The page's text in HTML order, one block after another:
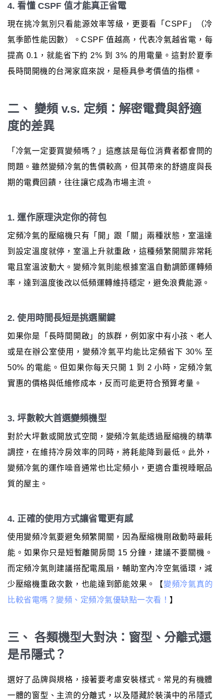
4. 看懂 CSPF 值才能真正省電
現在挑冷氣別只看能源效率等級，更要看「CSPF」（冷
氣季節性能因數）。CSPF 值越高，代表冷氣越省電，每
提高 0.1，就能省下約 2% 到 3% 的用電量。這對於夏季
長時間開機的台灣家庭來說，是極具參考價值的指標。
二、 變頻 v.s. 定頻：解密電費與舒適
度的差異
「冷氣一定要買變頻嗎？」這應該是每位消費者都會問的
問題。雖然變頻冷氣的售價較高，但其帶來的舒適度與長
期的電費回饋，往往讓它成為市場主流。
1. 運作原理決定你的荷包
定頻冷氣的壓縮機只有「開」跟「關」兩種狀態，室溫達
到設定溫度就停，室溫上升就重啟，這種頻繁開關非常耗
電且室溫波動大。變頻冷氣則能根據室溫自動調節運轉頻
率，達到溫度後改以低頻運轉維持穩定，避免浪費能源。
2. 使用時間長短是挑選關鍵
如果你是「長時間開啟」的族群，例如家中有小孩、老人
或是在辦公室使用，變頻冷氣平均能比定頻省下 30% 至
50% 的電能。但如果你每天只開 1 到 2 小時，定頻冷氣
實惠的價格與低維修成本，反而可能更符合預算考量。
3. 坪數較大首選變頻機型
對於大坪數或開放式空間，變頻冷氣能透過壓縮機的精準
調控，在維持冷房效率的同時，將耗能降到最低。此外，
變頻冷氣的運作噪音通常也比定頻小，更適合重視睡眠品
質的屋主。
4. 正確的使用方式讓省電更有感
使用變頻冷氣要避免頻繁開關，因為壓縮機剛啟動時最耗
能。如果你只是短暫離開房間 15 分鐘，建議不要關機。
而定頻冷氣則建議搭配電風扇，輔助室內冷空氣循環，減
少壓縮機重啟次數，也能達到節能效果。【變頻冷氣真的
比較省電嗎？變頻、定頻冷氣優缺點一次看！ 】
三、 各類機型大對決：窗型、分離式還
是吊隱式？
選好了品牌與規格，接著要考慮安裝樣式。常見的有機體
一體的窗型、主流的分離式，以及隱藏於裝潢中的吊隱式